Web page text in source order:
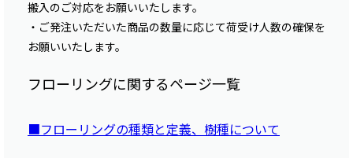
搬入のご対応をお願いいたします。
・ご発注いただいた商品の数量に応じて荷受け人数の確保を
お願いいたします。
フローリングに関するページ一覧
■フローリングの種類と定義、樹種について